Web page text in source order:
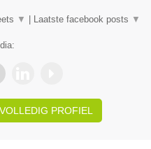
▼ Laatste facebook posts ▼
PROFIEL